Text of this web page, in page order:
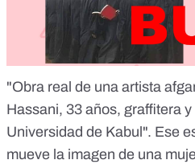
"Obra real de una artista
Hassani, 33 años, graffitera
Universidad de Kabul". Ese
mueve la imagen de una